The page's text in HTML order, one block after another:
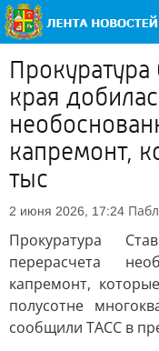
Прокуратура
края
капремонт,
тыс
2 июня 2026, 17:24
Прокуратура
перерасчета
капремонт,
полусотне
сообщили ТАСС в